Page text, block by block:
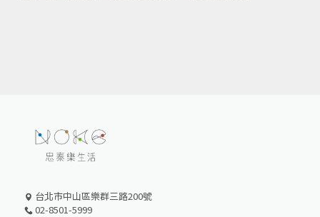
台北市中山區樂群三路200號
02-8501-5999